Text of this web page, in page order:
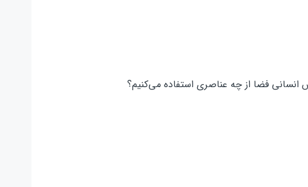
فضا از چه عناصری استفاده می‌کنیم؟